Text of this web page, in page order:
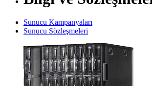
Sunucu Kampanyaları
Sunucu Sözleşmeleri